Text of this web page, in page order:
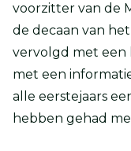
voorzitter van de
de decaan van
vervolgd met
met een
alle eerstejaars
hebben gehad